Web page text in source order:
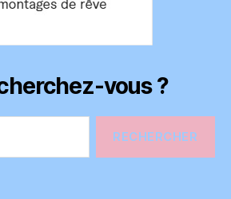
vous ?